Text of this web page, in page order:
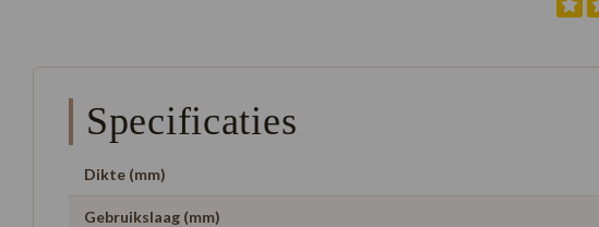
Specificaties
Dikte (mm)
Gebruikslaag (mm)